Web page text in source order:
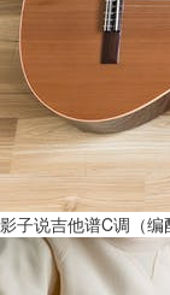
影子说吉他谱C调（